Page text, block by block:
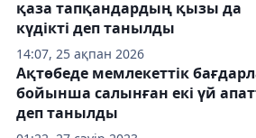
14:07, 25 ақпан 2026
қаза тапқандардың қызы да
күдікті деп танылды
Ақтөбеде мемлекеттік
бойынша салынған екі үй
деп танылды